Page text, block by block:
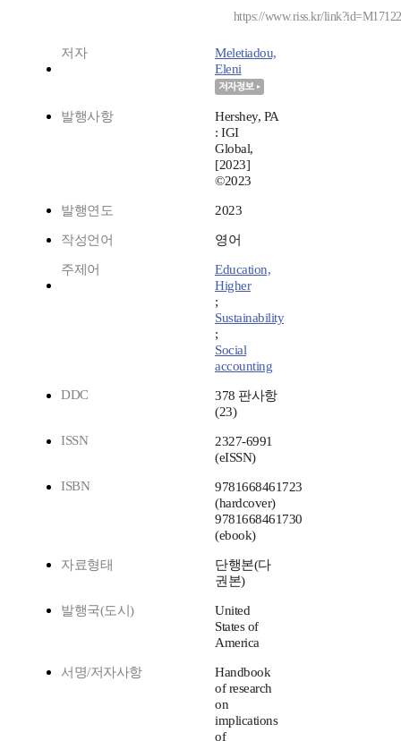
https://www.riss.kr/
저자
Meletiadou,
Eleni
발행사항
Hershey, PA
: IGI
Global,
[2023]
©2023
발행연도 2023
작성언어 영어
주제어
Education,
Higher
;
Sustainability
;
Social
accounting
DDC
378 판사항
(23)
ISSN
2327-6991
(eISSN)
ISBN
9781668461723
(hardcover)
9781668461730
(ebook)
자료형태
단행본(다
권본)
발행국(도시)
United
States of
America
서명/저자사항
Handbook
of research
on
implications
of